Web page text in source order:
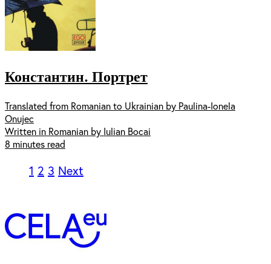
Константин. Портрет
Translated from Romanian to Ukrainian by Paulina-Ionela
Onujec
Written in Romanian by Iulian Bocai
8 minutes read
1 2 3 Next